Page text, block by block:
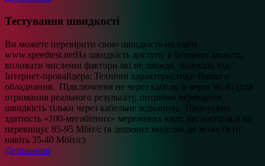
Тестування швидкості
Ви можете перевірити свою швидкість на сайті
www.speedtest.netНа швидкість доступу в Інтернет можуть
впливати численні фактори які не завжди залежать від
Інтернет-провайдера: Технічні характеристики Вашого
обладнання. Підключення не через кабель, а через Wi-Fi (для
отримання реального результату, потрібно перевіряти
швидкість тільки через кабельне зєднання). Пропускна
здатність «100-мегабітних» мережевих карт, що насправді не
перевищує 85-95 Мбіт/с (в дешевих моделях це може бути
навіть 35-40 Мбіт/с)
Детальніше